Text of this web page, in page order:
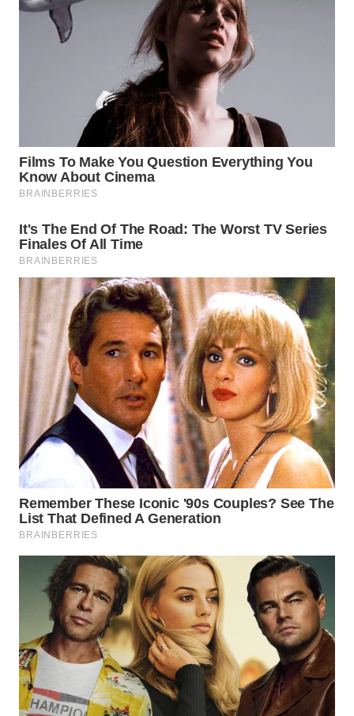
WN
SUMEDANG
KEPULAUAN
SERIBU
WN
WN
BINJAI
WN
CIREBON
WN
INDRAMAYU
WN
KUNINGAN
MAJALENGKA
SUBANG
WN
SUKABUMI
WN
PURWAKARTA